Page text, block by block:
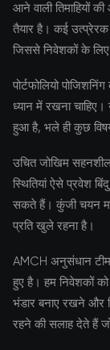
आने वाली तिमाहियों
तैयार है। कई उत्प्रेरक
जिससे निवेशकों के लिए
पोर्टफोलियो
ध्यान में रखना चाहिए।
हुआ है, भले ही कुछ
उचित जोखिम
स्थितियां ऐसे प्रवेश
सकते हैं। कुंजी चयन
प्रति खुले रहना है।
AMCH अनुसंधान टीम
हुए है। हम निवेशकों को
भंडार बनाए रखने और
रहने की सलाह देते हैं